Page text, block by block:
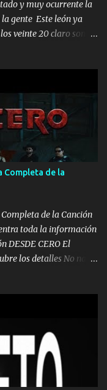
y muy ocurrente la
gente Este león ya
veinte 20 claro son
topar pues no hay de
por mi línea no veo a
duerm voy chicoteado
me agarran el colmillo
tiro esta la PrimiZa
al que su amigo y
aquí hay pa más
no hay de otra...
Completa de la
de la Canción
toda la información
DESDE CERO El
los detalles No nací
Sueños , si no existe
Levanto, Aprendo Del
❌ El Dinero
Eso Manejo Todo